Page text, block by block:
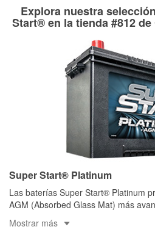
Explora nuestra
Start® en la tienda #812
Super Start® Platinum
Las baterías Super Start® Platinum
AGM (Absorbed Glass Mat) más
Mostrar más